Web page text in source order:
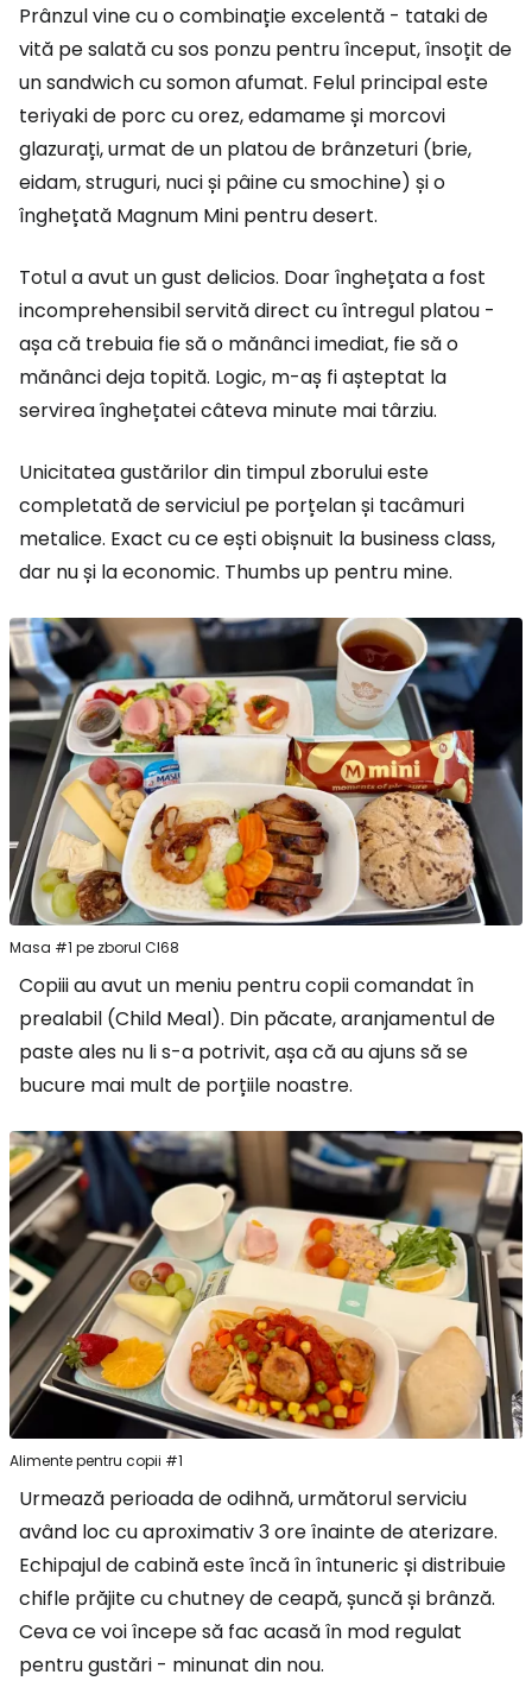
Prânzul vine cu o combinație excelentă - tataki de
vită pe salată cu sos ponzu pentru început, însoțit de
un sandwich cu somon afumat. Felul principal este
teriyaki de porc cu orez, edamame și morcovi
glazurați, urmat de un platou de brânzeturi (brie,
eidam, struguri, nuci și pâine cu smochine) și o
înghețată Magnum Mini pentru desert.
Totul a avut un gust delicios. Doar înghețata a fost
incomprehensibil servită direct cu întregul platou -
așa că trebuia fie să o mănânci imediat, fie să o
mănânci deja topită. Logic, m-aș fi așteptat la
servirea înghețatei câteva minute mai târziu.
Unicitatea gustărilor din timpul zborului este
completată de serviciul pe porțelan și tacâmuri
metalice. Exact cu ce ești obișnuit la business class,
dar nu și la economic. Thumbs up pentru mine.
Masa #1 pe zborul CI68
Copiii au avut un meniu pentru copii comandat în
prealabil (Child Meal). Din păcate, aranjamentul de
paste ales nu li s-a potrivit, așa că au ajuns să se
bucure mai mult de porțiile noastre.
Alimente pentru copii #1
Urmează perioada de odihnă, următorul serviciu
având loc cu aproximativ 3 ore înainte de aterizare.
Echipajul de cabină este încă în întuneric și distribuie
chifle prăjite cu chutney de ceapă, șuncă și brânză.
Ceva ce voi începe să fac acasă în mod regulat
pentru gustări - minunat din nou.